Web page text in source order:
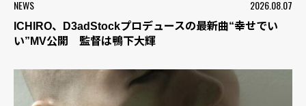
NEWS 2026.08.07
ICHIRO、D3adStockプロデュースの最新曲“幸せでい
い”MV公開 監督は鴨下大輝